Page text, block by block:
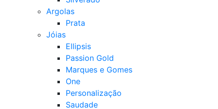
Argolas
Prata
Jóias
Ellipsis
Passion Gold
Marques e Gomes
One
Personalização
Saudade